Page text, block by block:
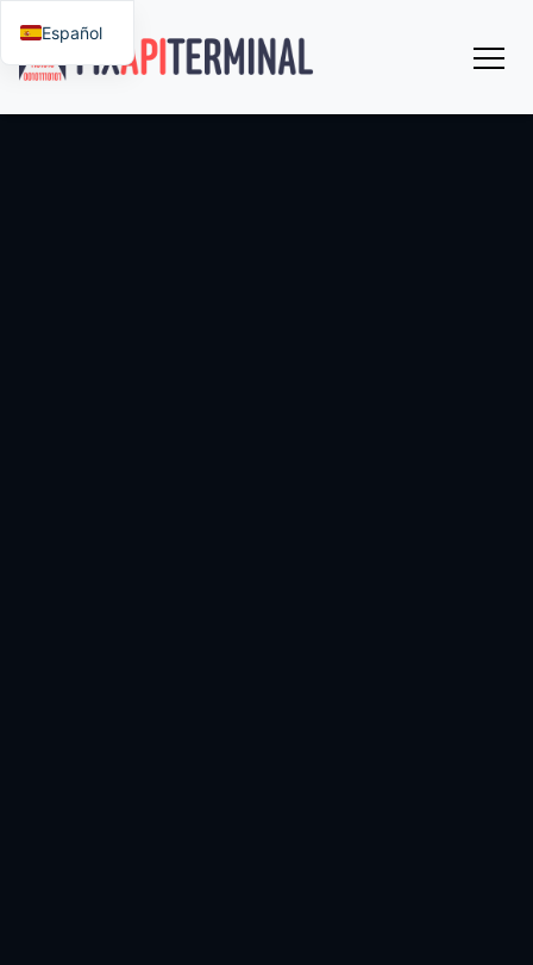
Español